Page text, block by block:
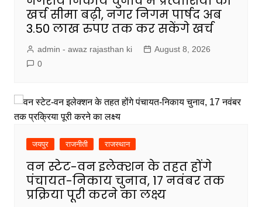
खर्च सीमा बढ़ी, नगर निगम पार्षद अब
3.50 लाख रुपए तक कर सकेंगे खर्च
admin - awaz rajasthan ki
August 8, 2026
0
जयपुर राजनीती राजस्थान
वन स्टेट-वन इलेक्शन के तहत होंगे
पंचायत-निकाय चुनाव, 17 नवंबर तक
प्रक्रिया पूरी करने का लक्ष्य